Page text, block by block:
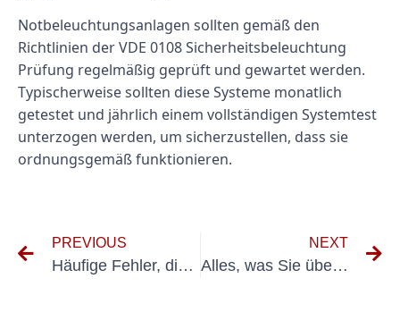
Notbeleuchtungsanlagen sollten gemäß den
Richtlinien der VDE 0108 Sicherheitsbeleuchtung
Prüfung regelmäßig geprüft und gewartet werden.
Typischerweise sollten diese Systeme monatlich
getestet und jährlich einem vollständigen Systemtest
unterzogen werden, um sicherzustellen, dass sie
ordnungsgemäß funktionieren.
PREVIOUS
Häufige Fehler, die Sie bei der UVV-Prüfung von Kleingeräten vermeiden sollten
NEXT
Alles, was Sie über die UVV-Prüfung in Troisdorf wissen müssen